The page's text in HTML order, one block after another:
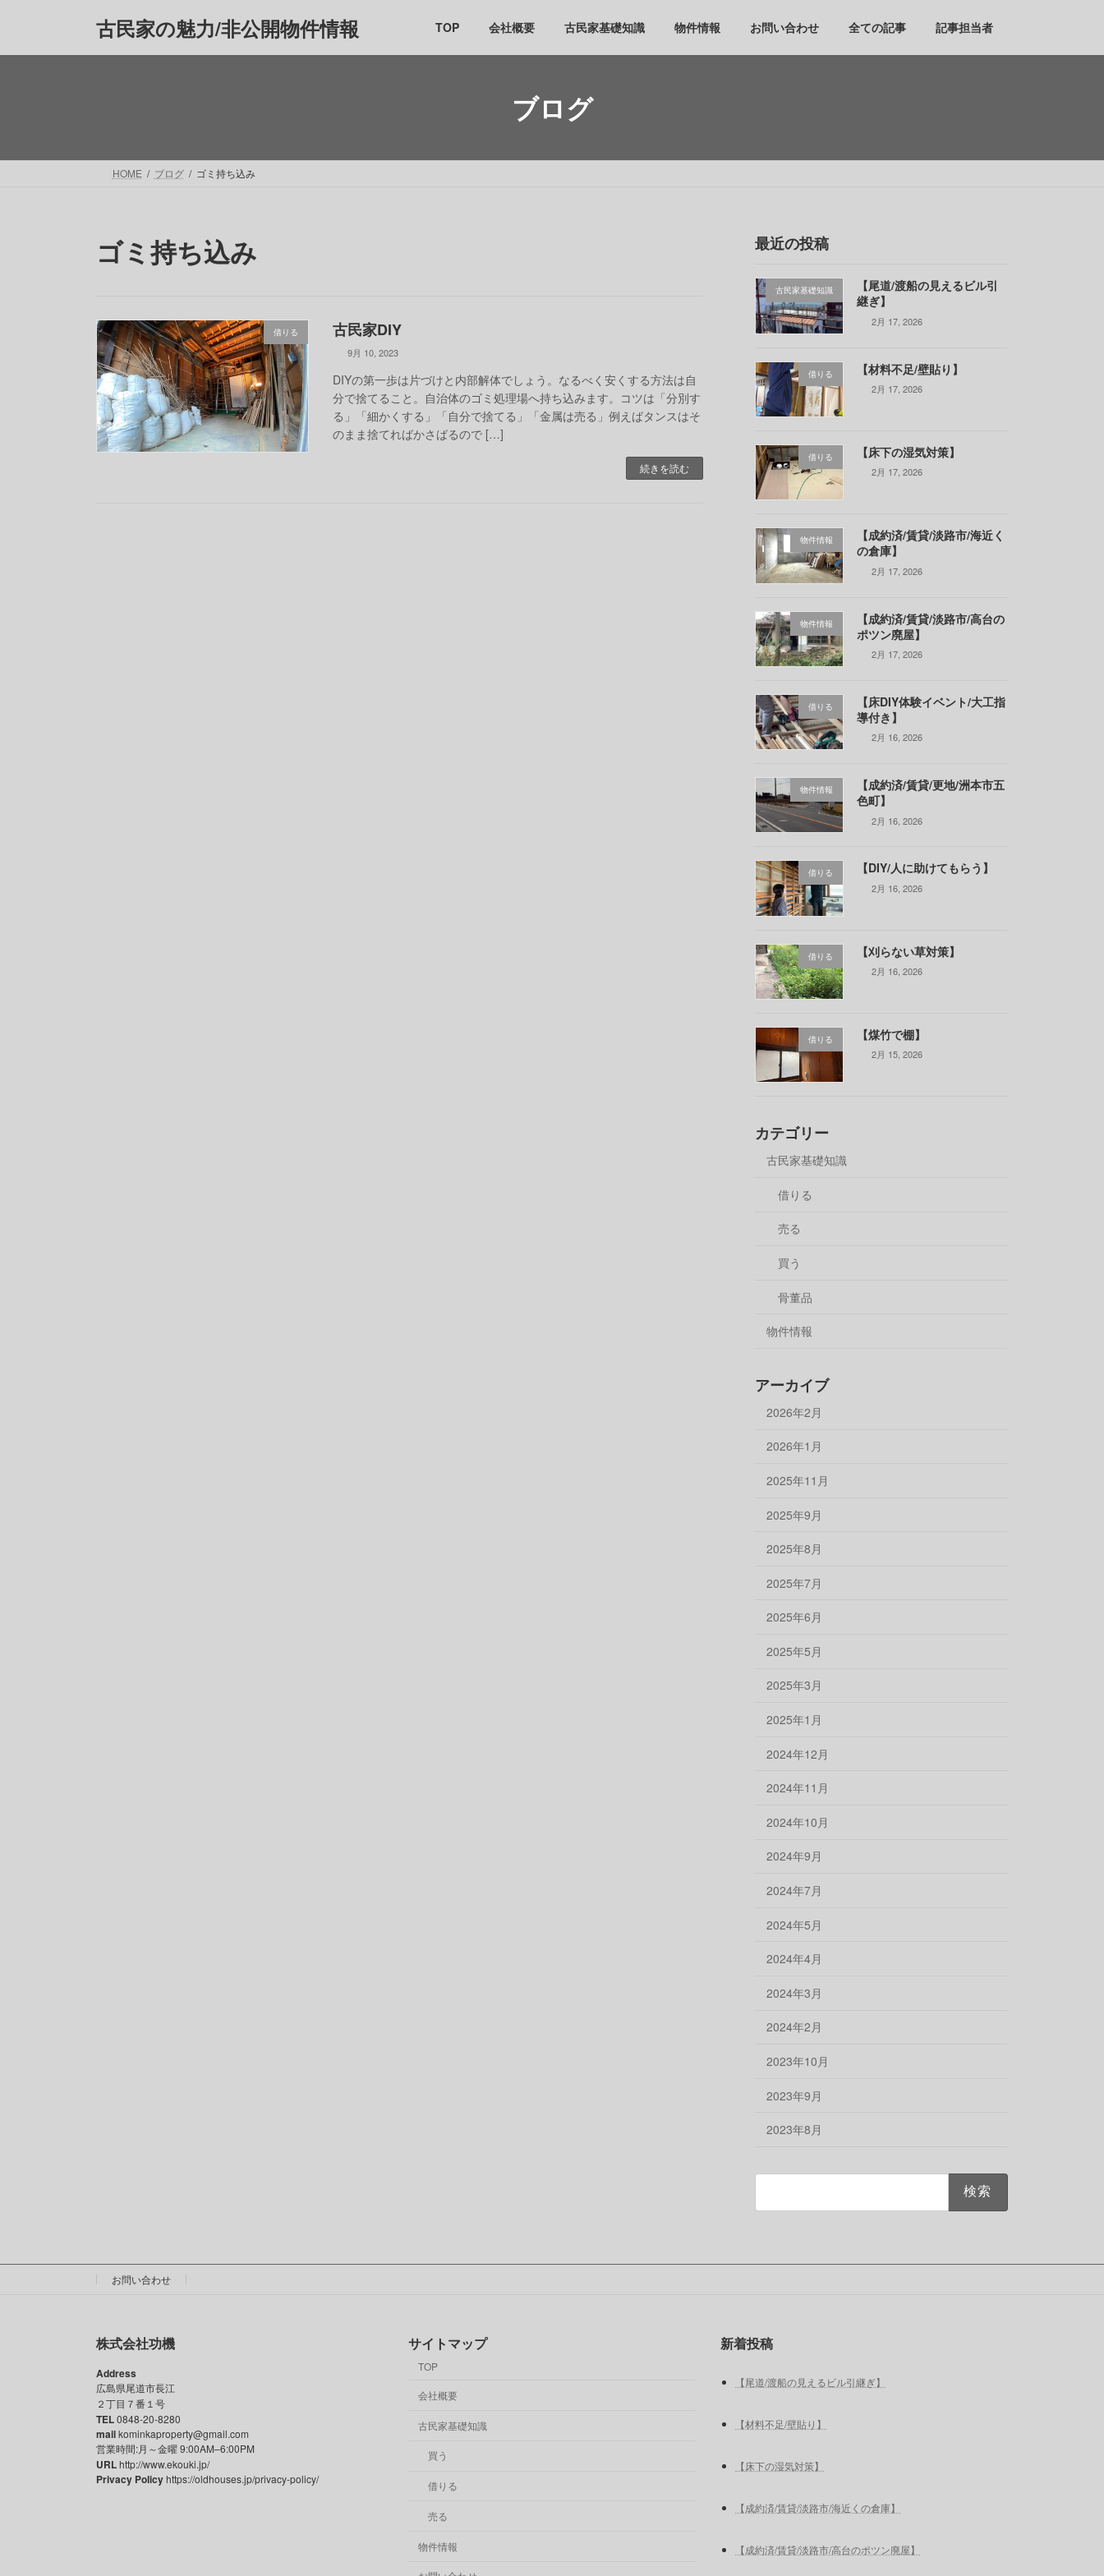
ッ
移
古民家の魅力/非公開物件情報 TOP 会社概要 古民家基礎知識 物件情報 お問い合わせ 全ての記事 記事担当者
ブログ
HOME ブログ ゴミ持ち込み
ゴミ持ち込み
借りる 古民家DIY
9月 10, 2023
DIYの第一歩は片づけと内部解体でしょう。なるべく安くする方法は自
分で捨てること。自治体のゴミ処理場へ持ち込みます。コツは「分別す
る」「細かくする」「自分で捨てる」「金属は売る」例えばタンスはそ
のまま捨てればかさばるので […]
続きを読む
最近の投稿
古民家基礎知識
【尾道/渡船の見えるビル引
継ぎ】
2月 17, 2026
借りる 【材料不足/壁貼り】
2月 17, 2026
借りる 【床下の湿気対策】
2月 17, 2026
物件情報
【成約済/賃貸/淡路市/海近く
の倉庫】
2月 17, 2026
物件情報
【成約済/賃貸/淡路市/高台の
ポツン廃屋】
2月 17, 2026
借りる
【床DIY体験イベント/大工指
導付き】
2月 16, 2026
物件情報
【成約済/賃貸/更地/洲本市五
色町】
2月 16, 2026
借りる 【DIY/人に助けてもらう】
2月 16, 2026
借りる 【刈らない草対策】
2月 16, 2026
借りる 【煤竹で棚】
2月 15, 2026
カテゴリー
古民家基礎知識
借りる
売る
買う
骨董品
物件情報
アーカイブ
2026年2月
2026年1月
2025年11月
2025年9月
2025年8月
2025年7月
2025年6月
2025年5月
2025年3月
2025年1月
2024年12月
2024年11月
2024年10月
2024年9月
2024年7月
2024年5月
2024年4月
2024年3月
2024年2月
2023年10月
2023年9月
2023年8月
お問い合わせ
株式会社功機
Address
広島県尾道市長江
２丁目７番１号
TEL0848-20-8280
mailkominkaproperty@gmail.com
営業時間:月～金曜 9:00AM–6:00PM
URLhttp://www.ekouki.jp/
Privacy Policyhttps://oldhouses.jp/privacy-policy/
サイトマップ
TOP
会社概要
古民家基礎知識
買う
借りる
売る
物件情報
新着投稿
【尾道/渡船の見えるビル引継ぎ】
【材料不足/壁貼り】
【床下の湿気対策】
【成約済/賃貸/淡路市/海近くの倉庫】
【成約済/賃貸/淡路市/高台のポツン廃屋】